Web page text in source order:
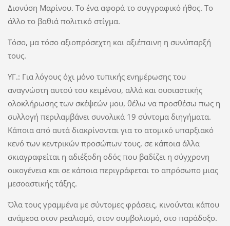
Διονύση Μαρίνου. Το ένα αφορά το συγγραφικό ήθος. Το
άλλο το βαθιά πολιτικό στίγμα.
Τόσο, μα τόσο αξιοπρόσεχτη και αξιέπαινη η συνύπαρξή
τους.
ΥΓ.: Για λόγους όχι μόνο τυπικής ενημέρωσης του
αναγνώστη αυτού του κειμένου, αλλά και ουσιαστικής
ολοκλήρωσης των σκέψεών μου, θέλω να προσθέσω πως η
συλλογή περιλαμβάνει συνολικά 19 σύντομα διηγήματα.
Κάποια από αυτά διακρίνονται για το ατομικό υπαρξιακό
κενό των κεντρικών προσώπων τους, σε κάποια άλλα
σκιαγραφείται η αδιέξοδη οδός που βαδίζει η σύγχρονη
οικογένεια και σε κάποια περιγράφεται το απρόσωπο μιας
μεσοαστικής τάξης.
Όλα τους γραμμένα με σύντομες φράσεις, κινούνται κάπου
ανάμεσα στον ρεαλισμό, στον συμβολισμό, στο παράδοξο.